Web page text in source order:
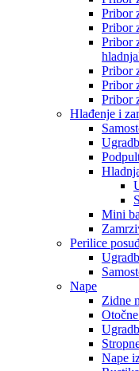
Pribor
Pribor
Pribor
Pribor
Pribor
Pribor
Hlađenje i
Mini
Perilice
Nape
Zidne
Nape